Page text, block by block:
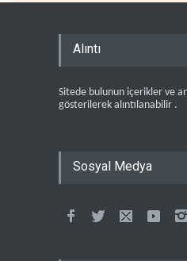
Alıntı
Sitede bulunun içerikler ve
gösterilerek alıntılanabilir .
Sosyal Medya